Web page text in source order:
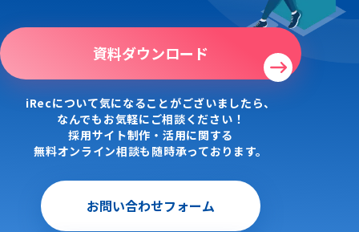
資料ダウンロード
iRecについて気になることがございましたら、
なんでもお気軽にご相談ください！
採用サイト制作・活用に関する
無料オンライン相談も随時承っております。
お問い合わせフォーム